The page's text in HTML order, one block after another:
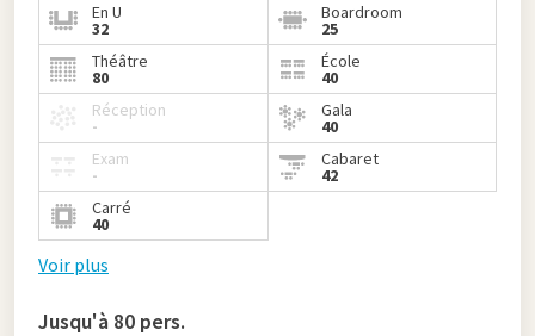
En U
32
Boardroom
25
Théâtre
80
École
40
Réception
-
Gala
40
Exam
-
Cabaret
42
Carré
40
Voir plus
Jusqu'à 80 pers.